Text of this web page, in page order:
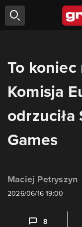
To
Komisja
Games
Maciej Petryszyn
2026/06/16 19:00
8